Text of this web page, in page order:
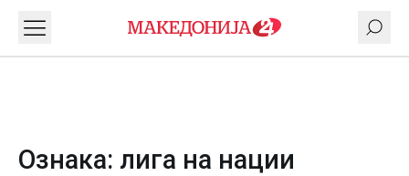
Ознака: лига на нации